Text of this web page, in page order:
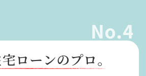
No.4
ローンのプロ。